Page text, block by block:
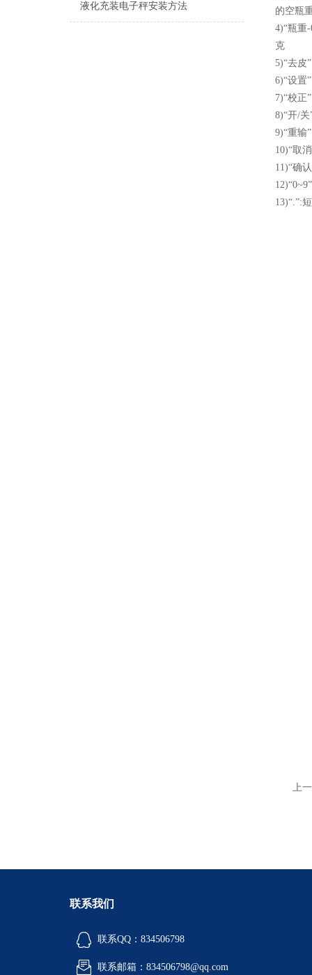
液化充装电子秤安装方法
的空瓶
4)“瓶重
克
5)“去皮
6)“设置
7)“校正
8)“开/
9)“重输
10)“取
11)“确
13)“.”:
上
联系我们
联系QQ：834506798
联系邮箱：834506798@qq.com